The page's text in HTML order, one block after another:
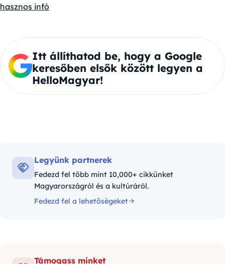
hasznos infó
Itt állíthatod be, hogy a Google
keresőben elsők között legyen a
HelloMagyar!
Legyünk partnerek
Fedezd fel több mint 10,000+ cikkünket
Magyarországról és a kultúráról.
Fedezd fel a lehetőségeket
Támogass minket